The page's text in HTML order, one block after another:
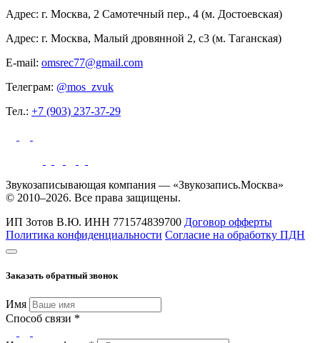
Адрес: г. Москва, 2 Самотечный пер., 4 (м. Достоевская)
Адрес: г. Москва, Малый дровянной 2, с3 (м. Таганская)
E-mail: omsrec77@gmail.com
Телеграм: @mos_zvuk
Тел.: +7 (903) 237-37-29
Звукозаписывающая компания — «Звукозапись.Москва»
© 2010–2026. Все права защищены.
ИП Зотов В.Ю. ИНН 771574839700 Договор офферты
Политика конфиденциальности Согласие на обработку ПДН
Заказать обратный звонок
Имя
Способ связи *